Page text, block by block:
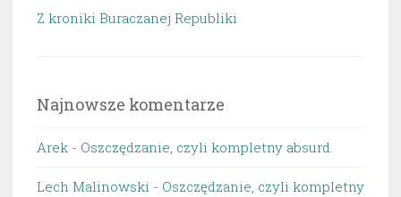
Z kroniki Buraczanej Republiki
Najnowsze komentarze
Arek - Oszczędzanie, czyli kompletny absurd.
Lech Malinowski - Oszczędzanie, czyli kompletny